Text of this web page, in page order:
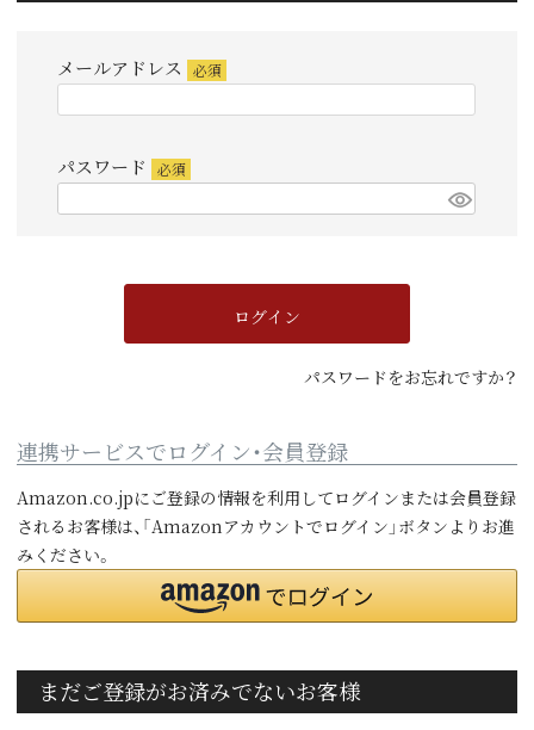
メールアドレス
パスワード
ログイン
パスワードをお忘れですか？
連携サービスでログイン・会員登録
Amazon.co.jpにご登録の情報を利用してログインまたは会員登録
されるお客様は、「Amazonアカウントでログイン」ボタンよりお進
みください。
まだご登録がお済みでないお客様